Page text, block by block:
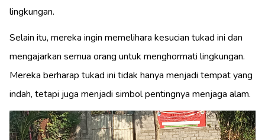
lingkungan.
Selain itu, mereka ingin memelihara kesucian tukad ini dan
mengajarkan semua orang untuk menghormati lingkungan.
Mereka berharap tukad ini tidak hanya menjadi tempat yang
indah, tetapi juga menjadi simbol pentingnya menjaga alam.